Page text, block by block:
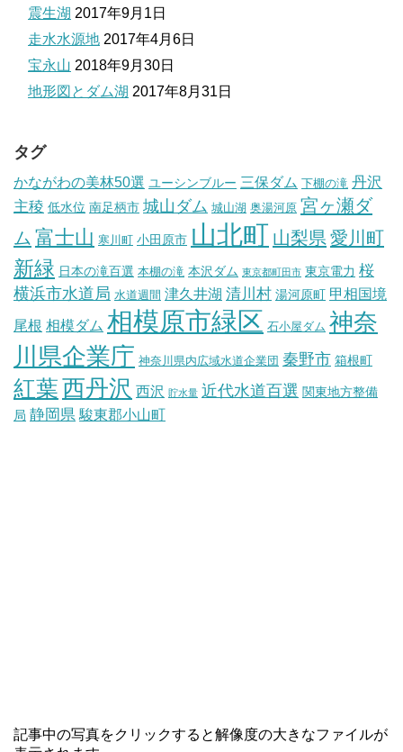
震生湖 2017年9月1日
走水水源地 2017年4月6日
宝永山 2018年9月30日
地形図とダム湖 2017年8月31日
タグ
かながわの美林50選 ユーシンブルー 三保ダム 下棚の滝 丹沢
主稜 低水位 南足柄市 城山ダム 城山湖 奥湯河原 宮ヶ瀬ダ
ム 富士山 寒川町 小田原市 山北町 山梨県 愛川町
新緑 日本の滝百選 本棚の滝 本沢ダム 東京都町田市 東京電力 桜
横浜市水道局 水道週間 津久井湖 清川村 湯河原町 甲相国境
尾根 相模ダム 相模原市緑区 石小屋ダム 神奈
川県企業庁 神奈川県内広域水道企業団 秦野市 箱根町
紅葉西丹沢 西沢 貯水量 近代水道百選 関東地方整備
局 静岡県 駿東郡小山町
記事中の写真をクリックすると解像度の大きなファイルが